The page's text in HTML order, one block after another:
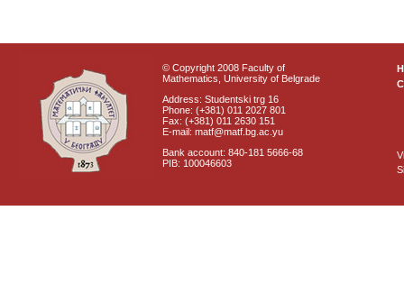
© Copyright 2008 Faculty of
Mathematics, University of Belgrade
Address: Studentski trg 16
Phone: (+381) 011 2027 801
Fax: (+381) 011 2630 151
E-mail: matf@matf.bg.ac.yu
Bank account: 840-181 5666-68
PIB: 100046603